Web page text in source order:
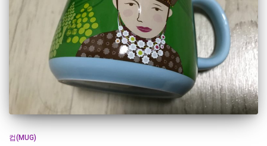
컵(MUG)